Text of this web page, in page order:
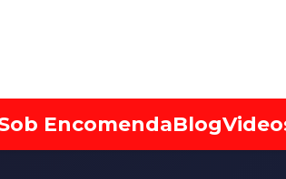
EncomendaBlog